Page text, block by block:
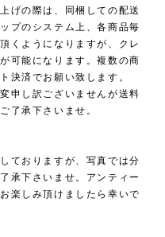
げの際は、同梱しての配送
プのシステム上、各商品毎
くようになりますが、クレ
可能になります。複数の商
決済でお願い致します。
申し訳ございませんが送料
了承下さいませ。
ておりますが、写真では分
承下さいませ。アンティー
楽しみ頂けましたら幸いで